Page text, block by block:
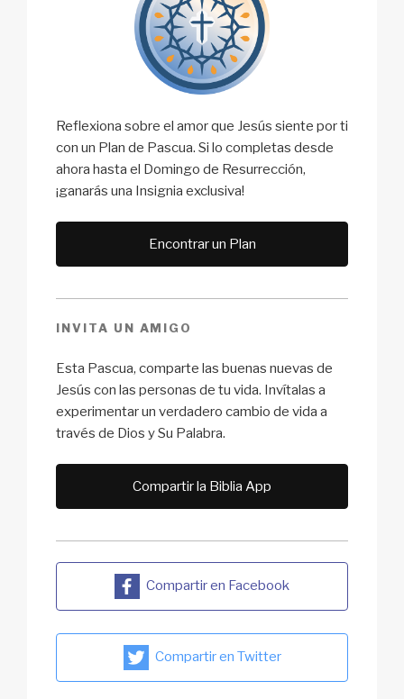
Reflexiona sobre el amor que Jesús siente por ti
con un Plan de Pascua. Si lo completas desde
ahora hasta el Domingo de Resurrección,
¡ganarás una Insignia exclusiva!
Encontrar un Plan
INVITA UN AMIGO
Esta Pascua, comparte las buenas nuevas de
Jesús con las personas de tu vida. Invítalas a
experimentar un verdadero cambio de vida a
través de Dios y Su Palabra.
Compartir la Biblia App
Compartir en Facebook
Compartir en Twitter